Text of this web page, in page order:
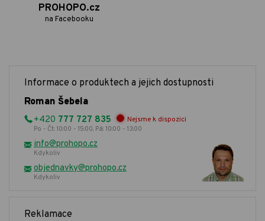
PROHOPO.cz
na Facebooku
Informace o produktech a jejich dostupnosti
Roman Šebela
+420 777 727 835 Nejsme k dispozici
Po - Čt: 10:00 - 15:00, Pá: 10:00 - 13:00
info@prohopo.cz
Kdykoliv
objednavky@prohopo.cz
Kdykoliv
Reklamace